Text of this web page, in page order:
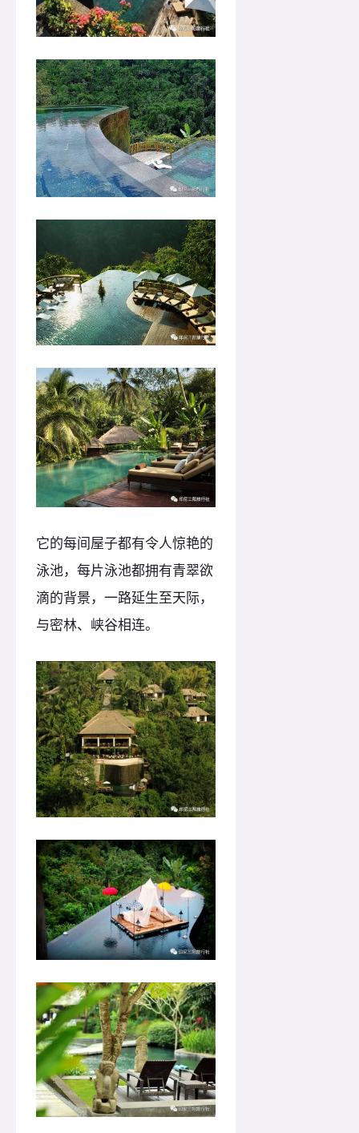
它的每间屋子都有令人惊艳的
泳池，每片泳池都拥有青翠欲
滴的背景，一路延生至天际，
与密林、峡谷相连。